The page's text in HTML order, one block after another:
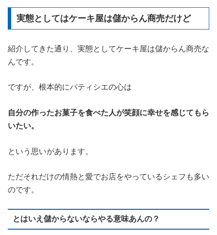
実態としてはケーキ屋は儲からん商売だけど
紹介してきた通り、実態としてケーキ屋は儲からん商売な
んです。
ですが、根本的にパティシエの心は
自分の作ったお菓子を食べた人が笑顔に幸せを感じてもら
いたい。
という思いがあります。
ただそれだけの情熱と愛でお店をやっているシェフも多い
のです。
とはいえ儲からないならやる意味あんの？